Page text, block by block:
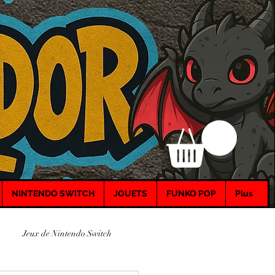
NINTENDO SWITCH JOUETS FUNKO POP Plus
Jeux de Nintendo Switch